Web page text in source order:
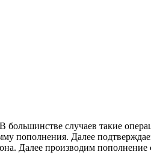
случаев такие
пополнения. Далее
Далее производим пополнение